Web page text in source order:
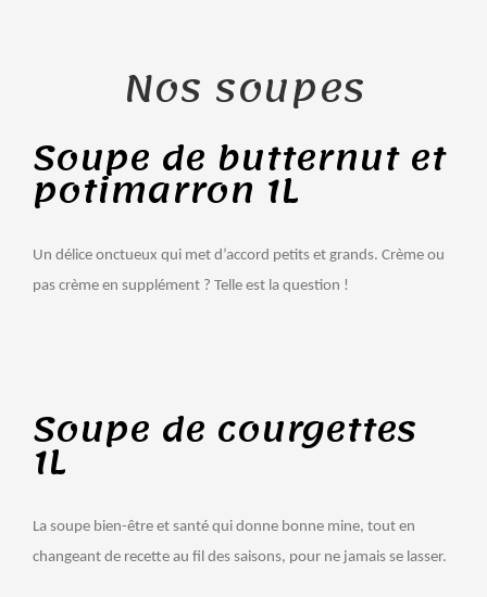
Nos soupes
Soupe de butternut et
potimarron 1L
Un délice onctueux qui met d’accord petits et grands. Crème ou
pas crème en supplément ? Telle est la question !
Soupe de courgettes
1L
La soupe bien-être et santé qui donne bonne mine, tout en
changeant de recette au fil des saisons, pour ne jamais se lasser.